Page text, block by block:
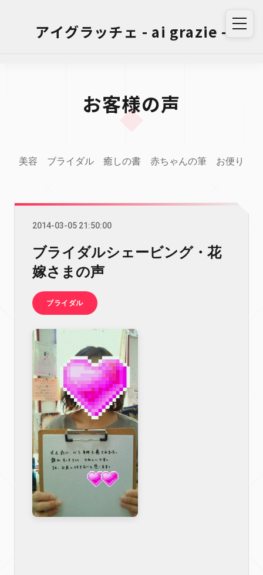
アイグラッチェ - ai grazie -
お客様の声
美容 ブライダル 癒しの書 赤ちゃんの筆 お便り
2014-03-05 21:50:00
ブライダルシェービング・花
嫁さまの声
ブライダル